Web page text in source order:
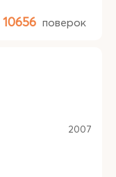
10656 поверок
2007